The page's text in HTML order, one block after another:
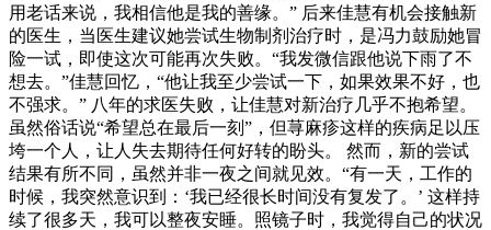
用老话来说，我相信他是我的善缘。” 后来佳慧有机会接触新
的医生，当医生建议她尝试生物制剂治疗时，是冯力鼓励她冒
险一试，即使这次可能再次失败。“我发微信跟他说下雨了不
想去。”佳慧回忆，“他让我至少尝试一下，如果效果不好，也
不强求。” 八年的求医失败，让佳慧对新治疗几乎不抱希望。
虽然俗话说“希望总在最后一刻”，但荨麻疹这样的疾病足以压
垮一个人，让人失去期待任何好转的盼头。 然而，新的尝试
结果有所不同，虽然并非一夜之间就见效。“有一天，工作的
时候，我突然意识到：‘我已经很长时间没有复发了。’ 这样持
续了很多天，我可以整夜安睡。照镜子时，我觉得自己的状况